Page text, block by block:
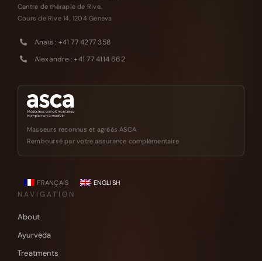
Centre de thérapie de Rive.
Cours de Rive 14, 1204 Geneva
Anaïs : +41 77 4277 358
Alexandre : +41 77 4114 662
Masseurs reconnus et agréés ASCA
Remboursé par votre assurance complémentaire
FRANÇAIS ENGLISH
NAVIGATION
About
Ayurveda
Treatments